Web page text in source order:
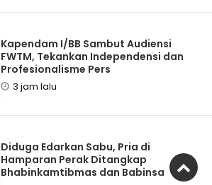
Kapendam I/BB Sambut Audiensi
FWTM, Tekankan Independensi dan
Profesionalisme Pers
3 jam lalu
Diduga Edarkan Sabu, Pria di
Hamparan Perak Ditangkap
Bhabinkamtibmas dan Babinsa